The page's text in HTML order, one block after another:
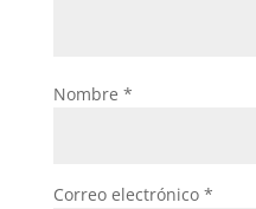
Nombre *
Correo electrónico *